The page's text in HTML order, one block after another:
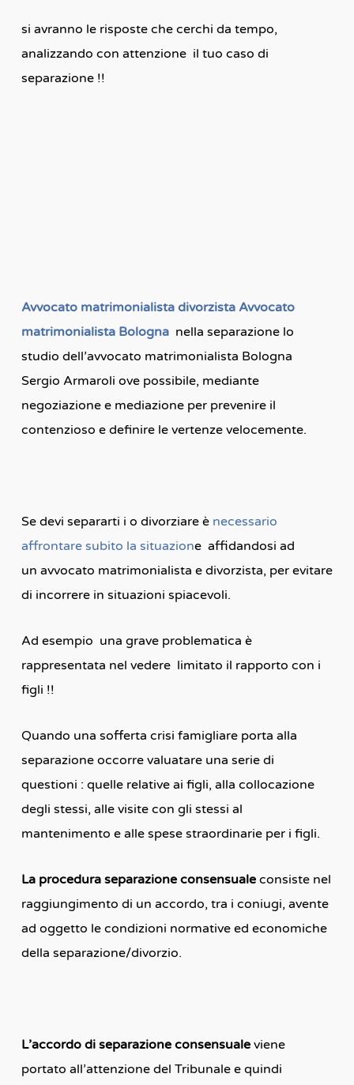
si avranno le risposte che cerchi da tempo,
analizzando con attenzione il tuo caso di
separazione !!
Avvocato matrimonialista divorzista Avvocato
matrimonialista Bologna nella separazione lo
studio dell’avvocato matrimonialista Bologna
Sergio Armaroli ove possibile, mediante
negoziazione e mediazione per prevenire il
contenzioso e definire le vertenze velocemente.
Se devi separarti i o divorziare ènecessario
affrontare subito la situazione affidandosi ad
un avvocato matrimonialista e divorzista, per evitare
di incorrere in situazioni spiacevoli.
Ad esempio una grave problematica è
rappresentata nel vedere limitato il rapporto con i
figli !!
Quando una sofferta crisi famigliare porta alla
separazione occorre valuatare una serie di
questioni : quelle relative ai figli, alla collocazione
degli stessi, alle visite con gli stessi al
mantenimento e alle spese straordinarie per i figli.
La procedura separazione consensualeconsiste nel
raggiungimento di un accordo, tra i coniugi, avente
ad oggetto le condizioni normative ed economiche
della separazione/divorzio.
L’accordo di separazione consensualeviene
portato all’attenzione del Tribunale e quindi